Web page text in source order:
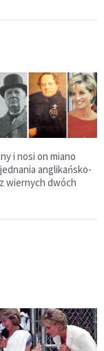
i nosi on miano
anglikańsko-
wiernych dwóch